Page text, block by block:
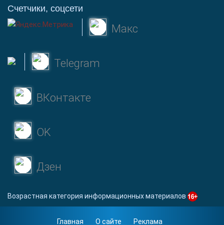
Счетчики, соцсети
Макс
Telegram
ВКонтакте
OK
Дзен
Возрастная категория информационных материалов
Главная О сайте Реклама